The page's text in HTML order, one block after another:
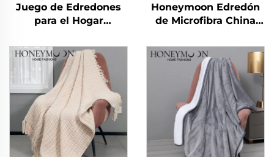
Juego de Edredones
para el Hogar
CozyLux Edredón de
Sarga Rizada
Honeymoon Edredón
de Microfibra China
Sábanas Colcha y
Cubrecamas